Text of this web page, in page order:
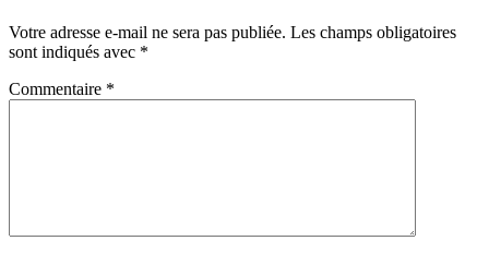
Votre adresse e-mail ne sera pas publiée. Les champs obligatoires
sont indiqués avec *
Commentaire *